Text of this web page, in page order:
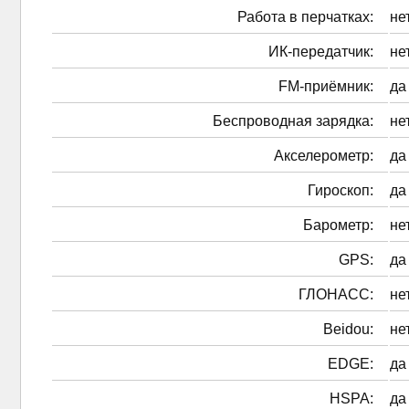
Работа в перчатках:
ИК-передатчик:
FM-приёмник: да
Беспроводная зарядка:
Акселерометр: да
Гироскоп: да
Барометр:
GPS: да
ГЛОНАСС:
Beidou:
EDGE: да
HSPA: да